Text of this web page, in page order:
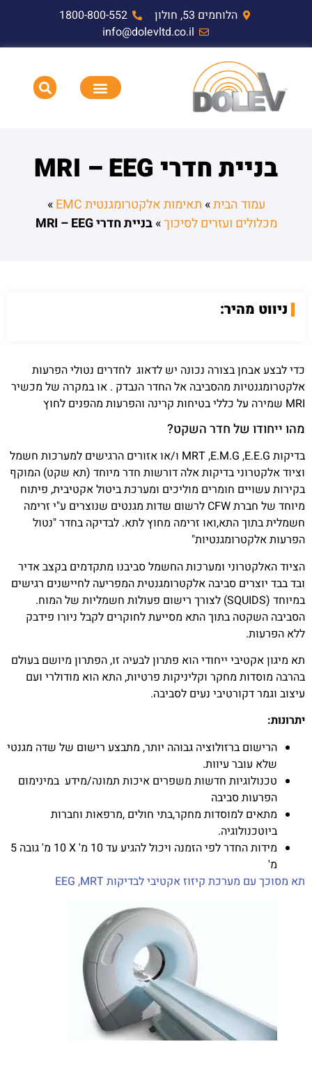
הלוחמים 53, חולון
1800-800-552
info@dolevltd.co.il
בניית חדרי MRI – EEG
עמוד הבית» תאימות אלקטרומגנטית EMC
»
מכלולים ועזרים לסיכוך»בניית חדרי MRI – EEG
ניווט מהיר:
כדי לבצע אבחן בצורה נכונה יש לדאוג לחדרים נטולי הפרעות
אלקטרומגנטיות מהסביבה אל החדר הנבדק . או במקרה של מכשיר
MRI שמירה על כללי בטיחות קרינה והפרעות מהפנים לחוץ
מהו ייחודו של חדר השקט?
בדיקות E.E.G
,
E.M.G
,
MRT ו/או אזורים הרגישים למערכות חשמל
וציוד אלקטרוני בדיקות אלה דורשות חדר מיוחד (תא שקט) המוקף
בקירות עשויים חומרים מוליכים ומערכת ביטול אקטיבית, פיתוח
מיוחד של חברתCFW לרשום שדות מגנטים שנוצרים ע"י זרימה
חשמלית בתוך התא,ואו זרימה מחוץ לתא. לבדיקה בחדר "נטול
הפרעות אלקטרומגנטיות"
הציוד האלקטרוני ומערכות החשמל סביבנו מתקדמים בקצב אדיר
ובד בבד יוצרים סביבה אלקטרומגנטית המפריעה לחיישנים רגישים
במיוחד (SQUIDS) לצורך רישום פעולות חשמליות של המוח.
הסביבה השקטה בתוך התא מסייעת לחוקרים לקבל ניורו פידבק
ללא הפרעות.
תא מיגון אקטיבי ייחודי הוא פתרון לבעיה זו, הפתרון מיושם בעולם
בהרבה מוסדות מחקר וקליניקות פרטיות, התא הוא מודולרי ועם
עיצוב וגמר דקורטיבי נעים לסביבה.
יתרונות:
הרישום ברזולוציה גבוהה יותר, מתבצע רישום של שדה מגנטי
שלא עובר עיוות.
טכנולוגיות חדשות משפרים איכות תמונה/מידע במינימום
הפרעות סביבה
מתאים למוסדות מחקר,בתי חולים ,מרפאות וחברות
ביוטכנולוגיה.
מידות החדר לפי הזמנה ויכול להגיע עד 10 מ'
X
10 מ' גובה 5
מ'
תא מסוכך עם מערכת קיזוז אקטיבי לבדיקות EEG ,MRT